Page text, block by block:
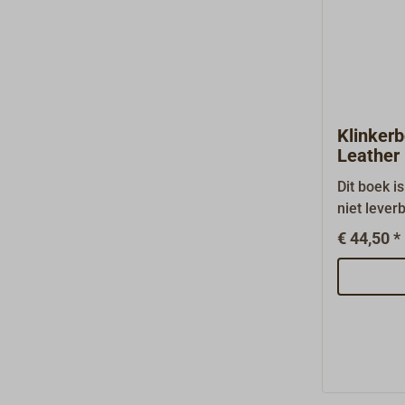
weer in
formaat
Leather
Dit boek
niet
typisch
Leather
€ 44,50 *